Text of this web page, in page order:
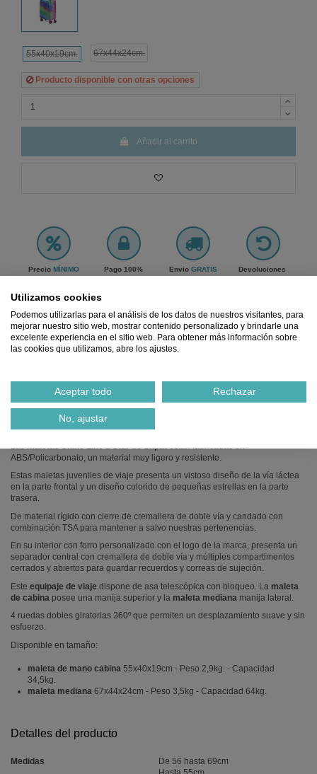
55x40x19cm. 67x44x24cm.
Producto disponible con otras opciones
Añadir al carrito
Precio MÍNIMO
Pago 100%
EnvioGRATIS
Devoluciones
Notificarme cuando esté disponible
Descripción
MALETA DE CABINA Y MEDIANA SHINE LIKE A STAR
ABS/Policarbonato, un material muy ligero y resistente.
Estas maletas juveniles de viaje presenta un vistoso diseño de la vía láctea
en la parte frontal y un diseño colorido de pequeñas estrellas en la parte
trasera.
De material rígido con cierre de cremallera de doble vía y candado con
combinación TSA para mantener a salvo nuestras pertenencias.
En su interior con forro personalizado con el logo de la marca, presenta un
separador central con cremallera de doble vía y múltiples compartimentos
cerrados y abiertos para guardar recuerdos y correas de sujeción.
Este equipaje de viaje dispone de asa telescópica con bloqueo. La maleta
de cabina posee una manija superior y la maleta mediana manija lateral.
4 ruedas dobles giratorias 360º que permiten un desplazamiento suave y sin
esfuerzo.
Disponible en tamaño:
maleta de mano cabina 55x40x19cm - Peso 2,9kg. - Capacidad
34,5kg.
maleta mediana 67x44x24cm - Peso 3,5kg - Capacidad 64kg.
Detalles del producto
Medidas
De 56 hasta 69cm
Utilizamos cookies
Podemos utilizarlas para el análisis de los datos de nuestros visitantes, para
mejorar nuestro sitio web, mostrar contenido personalizado y brindarle una
excelente experiencia en el sitio web. Para obtener más información sobre
las cookies que utilizamos, abre los ajustes.
Aceptar todo Rechazar
No, ajustar